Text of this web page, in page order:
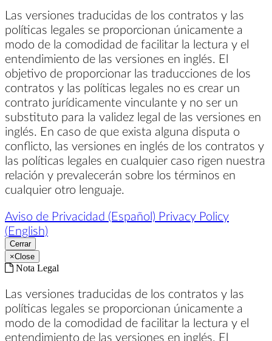
Las versiones traducidas de los contratos y las
políticas legales se proporcionan únicamente a
modo de la comodidad de facilitar la lectura y el
entendimiento de las versiones en inglés. El
objetivo de proporcionar las traducciones de los
contratos y las políticas legales no es crear un
contrato jurídicamente vinculante y no ser un
substituto para la validez legal de las versiones en
inglés. En caso de que exista alguna disputa o
conflicto, las versiones en inglés de los contratos y
las políticas legales en cualquier caso rigen nuestra
relación y prevalecerán sobre los términos en
cualquier otro lenguaje.
Aviso de Privacidad (Español) Privacy Policy
(English)
Cerrar
×Close
Nota Legal
Las versiones traducidas de los contratos y las
políticas legales se proporcionan únicamente a
modo de la comodidad de facilitar la lectura y el
entendimiento de las versiones en inglés. El